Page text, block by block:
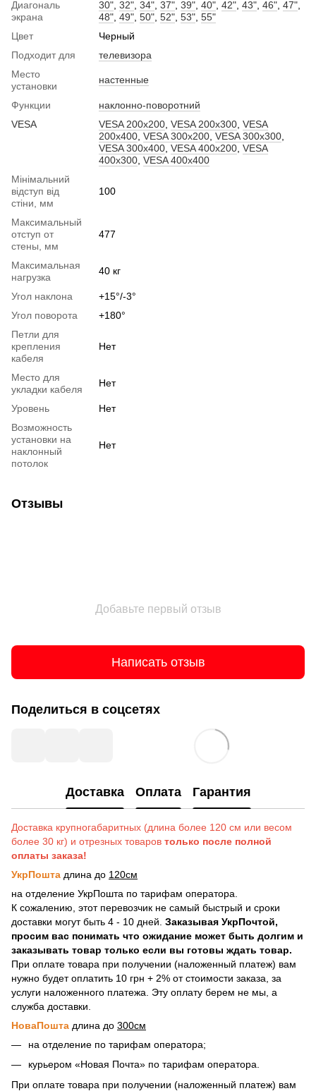
Диагональ
экрана
30" 32" 34" 37" 39" 40" 42" 43" 46" 47"
48" 49" 50" 52" 53" 55"
Цвет
Черный
Подходит для
телевизора
Место
установки
настенные
Функции
наклонно-поворотний
VESA
VESA 200x200 VESA 200x300 VESA
200x400 VESA 300x200 VESA 300x300
VESA 300x400 VESA 400x200 VESA
400x300 VESA 400x400
Мінімальний
відступ від
стіни, мм
100
Максимальный
отступ от
стены, мм
477
Максимальная
нагрузка
40 кг
Угол наклона
+15°/-3°
Угол поворота
+180°
Петли для
крепления
кабеля
Нет
Место для
укладки кабеля
Нет
Уровень
Нет
Возможность
установки на
наклонный
потолок
Нет
Отзывы
Добавьте первый отзыв
Написать отзыв
Поделиться в соцсетях
Доставка Оплата Гарантия
Доставка крупногабаритных (длина более 120 см или весом
более 30 кг) и отрезных товаров только после полной
оплаты заказа!
УкрПошта длина до 120см
на отделение УкрПошта по тарифам оператора.
К сожалению, этот перевозчик не самый быстрый и сроки
доставки могут быть 4 - 10 дней. Заказывая УкрПочтой,
просим вас понимать что ожидание может быть долгим и
заказывать товар только если вы готовы ждать товар.
При оплате товара при получении (наложенный платеж) вам
нужно будет оплатить 10 грн + 2% от стоимости заказа, за
услуги наложенного платежа. Эту оплату берем не мы, а
служба доставки.
НоваПошта длина до 300см
на отделение по тарифам оператора;
курьером «Новая Почта» по тарифам оператора.
При оплате товара при получении (наложенный платеж) вам